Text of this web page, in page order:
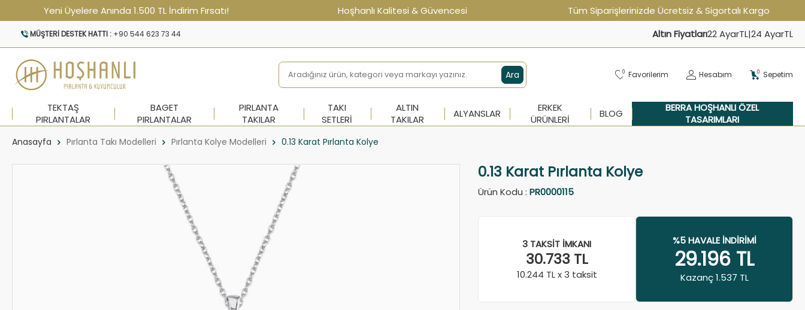
Yeni Üyelere Anında 1.500 TL İndirim Fırsatı! Hoşhanlı Kalitesi & Güvencesi Tüm Siparişlerinizde Ücretsiz & Sigortalı Kargo
MÜŞTERI DESTEK HATTI : +90 544 623 73 44 Altın Fiyatları22 AyarTL|24 AyarTL
Ara 0 Favorilerim Hesabım 0 Sepetim
TEKTAŞ
PIRLANTALAR
BAGET
PIRLANTALAR
PIRLANTA
TAKILAR
TAKI
SETLERI
ALTIN
TAKILAR
ALYANSLAR
ERKEK
ÜRÜNLERI
BLOG
BERRA HOŞHANLI ÖZEL
TASARIMLARI
Anasayfa Pırlanta Takı Modelleri Pırlanta Kolye Modelleri 0.13 Karat Pırlanta Kolye
0.13 Karat Pırlanta Kolye
Ürün Kodu :PR0000115
3 TAKSIT İMKANI
30.733 TL
10.244 TL x 3 taksit
%5 HAVALE İNDIRIMI
29.196 TL
Kazanç 1.537 TL